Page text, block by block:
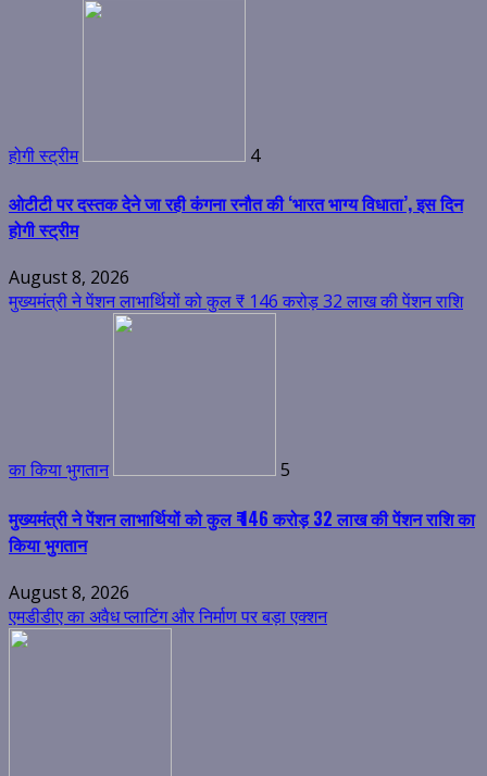
होगी स्ट्रीम 4
ओटीटी पर दस्तक देने जा रही कंगना रनौत की ‘भारत भाग्य विधाता’, इस दिन
होगी स्ट्रीम
August 8, 2026
मुख्यमंत्री ने पेंशन लाभार्थियों को कुल ₹ 146 करोड़ 32 लाख की पेंशन राशि
का किया भुगतान 5
मुख्यमंत्री ने पेंशन लाभार्थियों को कुल ₹ 146 करोड़ 32 लाख की पेंशन राशि का
किया भुगतान
August 8, 2026
एमडीडीए का अवैध प्लाटिंग और निर्माण पर बड़ा एक्शन